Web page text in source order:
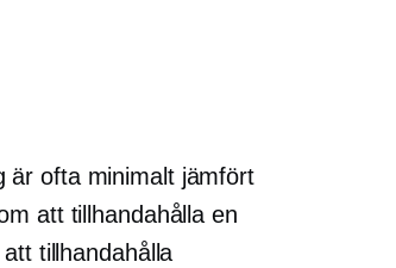
är ofta minimalt jämfört
att tillhandahålla en
tillhandahålla